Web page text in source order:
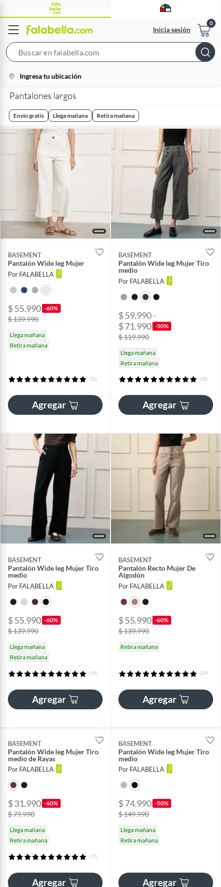
Inicia sesión
Bar
location-
icon
Ingresa tu ubicación
Pantalones largos
Envío gratis Llega mañana Retira mañana
BASEMENT
Pantalón Wide leg Mujer
Por FALABELLA
$ 55.990 -60%
$ 139.990
Llega mañana
Retira mañana
(51)
Agregar
BASEMENT
Pantalón Wide leg Mujer Tiro
medio
Por FALABELLA
$ 59.990 -
$ 71.990 -50%
$ 119.990
Llega mañana
Retira mañana
(58)
Agregar
BASEMENT
Pantalón Wide leg Mujer Tiro
medio
Por FALABELLA
$ 55.990 -60%
$ 139.990
Llega mañana
Retira mañana
(59)
Agregar
BASEMENT
Pantalón Recto Mujer De
Algodón
Por FALABELLA
$ 55.990 -60%
$ 139.990
Retira mañana
(29)
Agregar
BASEMENT
Pantalón Wide leg Mujer Tiro
medio de Rayas
Por FALABELLA
$ 31.990 -60%
$ 79.990
Llega mañana
Retira mañana
(15)
Agregar
BASEMENT
Pantalón Wide leg Mujer Tiro
medio
Por FALABELLA
$ 74.990 -50%
$ 149.990
Llega mañana
Retira mañana
Agregar